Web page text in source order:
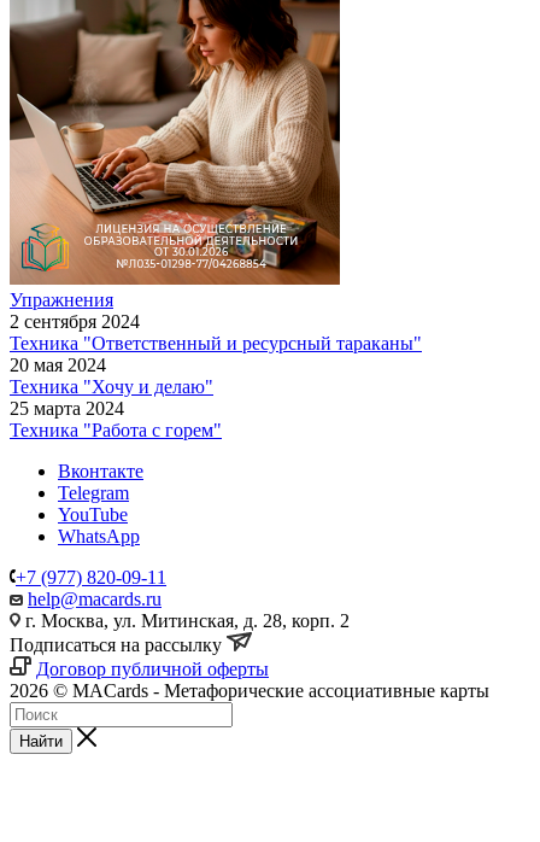
Упражнения
2 сентября 2024
Техника "Ответственный и ресурсный тараканы"
20 мая 2024
Техника "Хочу и делаю"
25 марта 2024
Техника "Работа с горем"
Вконтакте
Telegram
YouTube
WhatsApp
+7 (977) 820-09-11
help@macards.ru
г. Москва, ул. Митинская, д. 28, корп. 2
Подписаться на рассылку
Договор публичной оферты
2026 © MACards - Метафорические ассоциативные карты
Найти